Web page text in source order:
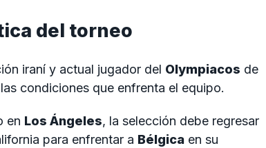
del torneo
iraní y actual jugador del Olympiacos de
condiciones que enfrenta el equipo.
en Los Ángeles, la selección debe regresar
para enfrentar a Bélgica en su